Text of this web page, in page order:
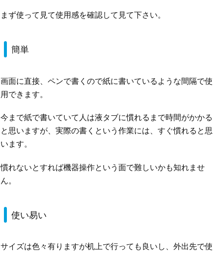
まず使って見て使用感を確認して見て下さい。
簡単
画面に直接、ペンで書くので紙に書いているような間隔で使
用できます。
今まで紙で書いていて人は液タブに慣れるまで時間がかかる
と思いますが、実際の書くという作業には、すぐ慣れると思
います。
慣れないとすれば機器操作という面で難しいかも知れませ
ん。
使い易い
サイズは色々有りますが机上で行っても良いし、外出先で使